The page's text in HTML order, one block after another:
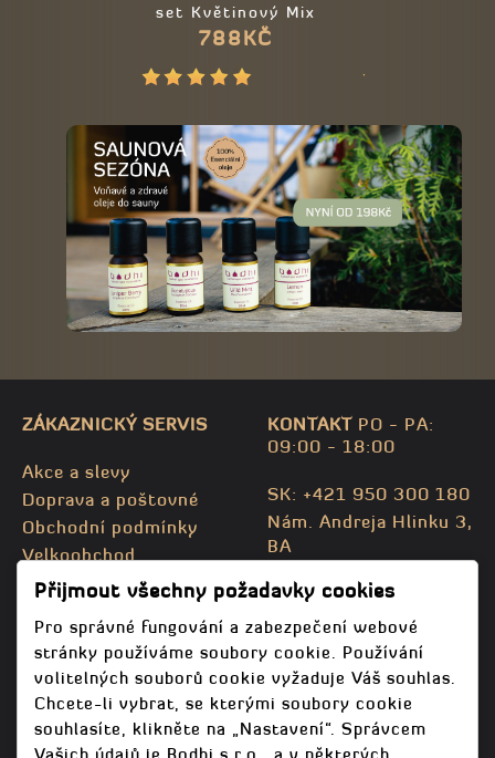
set Květinový Mix
788KČ
ZÁKAZNICKÝ SERVIS
Akce a slevy
Doprava a poštovné
Obchodní podmínky
Velkoobchod
Kontaktujte nás
KONTAKTPO - PA:
09:00 - 18:00
SK: +421 950 300 180
Nám. Andreja Hlinku 3,
BA
info@bodhispa.sk
info@bodhi.cz
Přijmout všechny požadavky cookies
Pro správné fungování a zabezpečení webové
stránky používáme soubory cookie. Používání
volitelných souborů cookie vyžaduje Váš souhlas.
Chcete-li vybrat, se kterými soubory cookie
souhlasíte, klikněte na „Nastavení“. Správcem